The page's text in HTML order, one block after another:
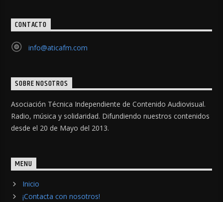
CONTACTO
info@aticafm.com
SOBRE NOSOTROS
Asociación Técnica Independiente de Contenido Audiovisual.
Radio, música y solidaridad. Difundiendo nuestros contenidos
desde el 20 de Mayo del 2013.
MENU
Inicio
¡Contacta con nosotros!